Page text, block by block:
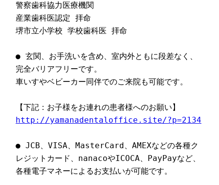
警察歯科協力医療機関
産業歯科医認定 拝命
堺市立小学校 学校歯科医 拝命
● 玄関、お手洗いを含め、室内外ともに段差なく、
完全バリアフリーです。
車いすやベビーカー同伴でのご来院も可能です。
【下記：お子様をお連れの患者様へのお願い】
http://yamanadentaloffice.site/?p=2134
● JCB、VISA、MasterCard、AMEXなどの各種ク
レジットカード、nanacoやICOCA、PayPayなど、
各種電子マネーによるお支払いが可能です。